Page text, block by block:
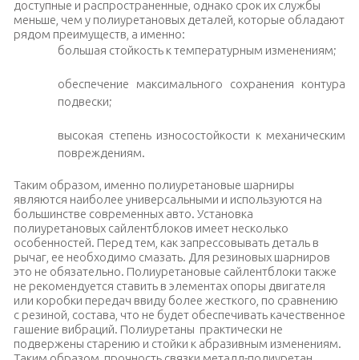
доступные и распространенные, однако срок их службы
меньше, чем у полиуретановых деталей, которые обладают
рядом преимуществ, а именно:
большая стойкость к температурным изменениям;
обеспечение максимального сохранения контура
подвески;
высокая степень износостойкости к механическим
повреждениям.
Таким образом, именно полиуретановые шарниры
являются наиболее универсальными и используются на
большинстве современных авто. Установка
полиуретановых сайлентблоков имеет несколько
особенностей. Перед тем, как запрессовывать деталь в
рычаг, ее необходимо смазать. Для резиновых шарниров
это не обязательно. Полиуретановые сайлентблоки также
не рекомендуется ставить в элементах опоры двигателя
или коробки передач ввиду более жесткого, по сравнению
с резиной, состава, что не будет обеспечивать качественное
гашение вибраций. Полиуретаны практически не
подвержены старению и стойки к абразивным изменениям.